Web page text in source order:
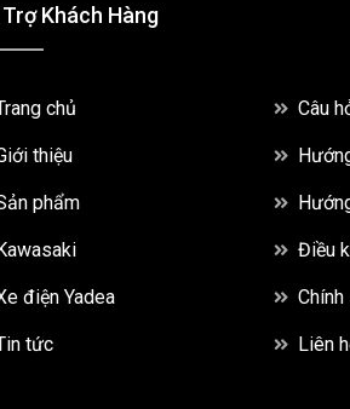
Trợ Khách Hàng
chủ
thiệu
phẩm
điện Yadea
tức
Câu
Điều
Liên